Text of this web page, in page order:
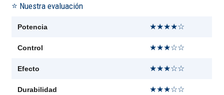
⭐ Nuestra evaluación
Potencia ★★★★☆
Control ★★★☆☆
Efecto ★★★☆☆
Durabilidad ★★★☆☆